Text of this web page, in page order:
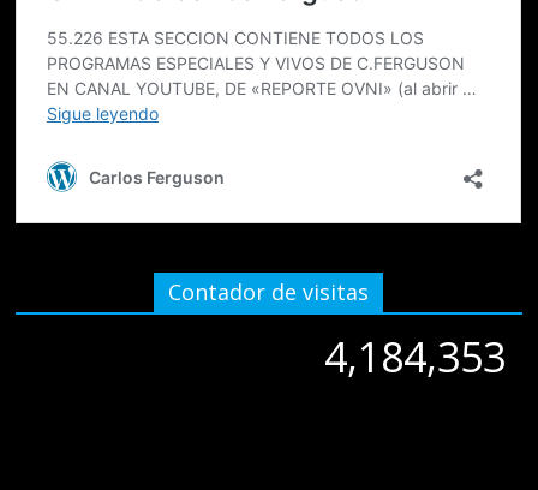
Contador de visitas
4,184,353